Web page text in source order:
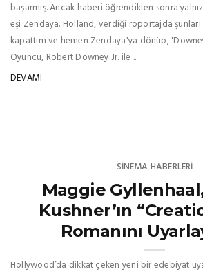
başarmış. Ancak haberi öğrendikten sonra
eşi Zendaya. Holland, verdiği röportajda
kapattım ve hemen Zendaya'ya dönüp,
Oyuncu, Robert Downey Jr. ile ...
DEVAMI
SINEMA HABERLERI
Maggie
Kushner’ın
Romanını
Hollywood’da dikkat çeken yeni bir edebiyat